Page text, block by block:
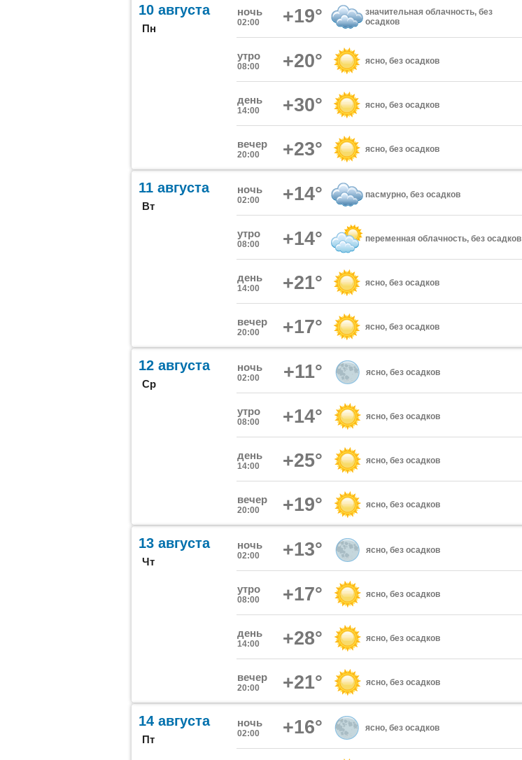
10 августа
Пн
ночь
02:00 +19°
значительная облачность, без
осадков
утро
08:00 +20° ясно, без осадков
день
14:00 +30° ясно, без осадков
вечер
20:00 +23° ясно, без осадков
11 августа
Вт
ночь
02:00 +14° пасмурно, без осадков
утро
08:00 +14° переменная облачность, без осадков
день
14:00 +21° ясно, без осадков
вечер
20:00 +17° ясно, без осадков
12 августа
Ср
ночь
02:00 +11° ясно, без осадков
утро
08:00 +14° ясно, без осадков
день
14:00 +25° ясно, без осадков
вечер
20:00 +19° ясно, без осадков
13 августа
Чт
ночь
02:00 +13° ясно, без осадков
утро
08:00 +17° ясно, без осадков
день
14:00 +28° ясно, без осадков
вечер
20:00 +21° ясно, без осадков
14 августа
Пт
ночь
02:00 +16° ясно, без осадков